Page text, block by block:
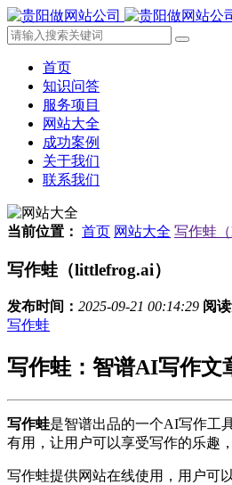
首页
知识问答
服务项目
网站大全
成功案例
关于我们
联系我们
当前位置： 首页 网站大全 写作蛙（
写作蛙（littlefrog.ai）
发布时间： 2025-09-21 00:14:29 阅读
写作蛙
写作蛙：智谱AI写作文
写作蛙是智谱出品的一个AI写作工
有用，让用户可以享受写作的乐趣
写作蛙提供网站在线使用，用户可